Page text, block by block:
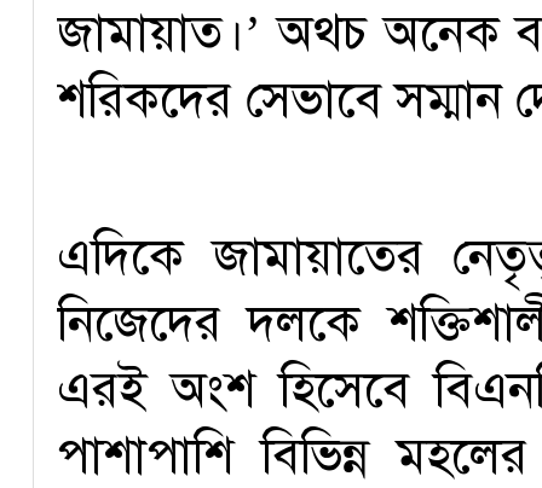
জামায়াত।’ অথচ
শরিকদের সেভাবে সম্মান
এদিকে জামায়াতের
নিজেদের দলকে
এরই অংশ হিসেবে
পাশাপাশি বিভিন্ন